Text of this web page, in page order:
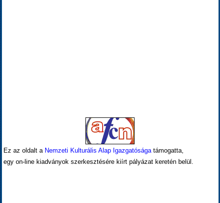
Ez az oldalt a Nemzeti Kulturális Alap Igazgatóságatámogatta,
egy on-line kiadványok szerkesztésére kiírt pályázat keretén belül.